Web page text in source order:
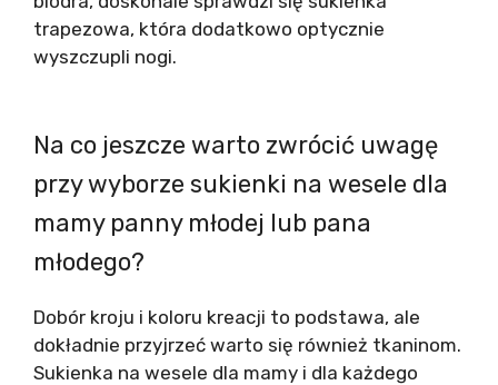
trapezowa, która dodatkowo optycznie
wyszczupli nogi.
Na co jeszcze warto zwrócić uwagę
przy wyborze sukienki na wesele dla
mamy panny młodej lub pana
młodego?
Dobór kroju i koloru kreacji to podstawa, ale
dokładnie przyjrzeć warto się również tkaninom.
Sukienka na wesele dla mamy i dla każdego